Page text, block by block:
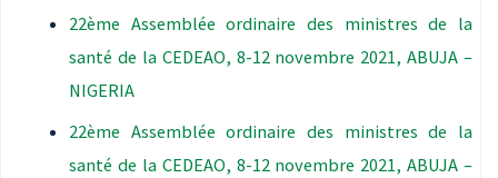
22ème Assemblée ordinaire des ministres de la
santé de la CEDEAO, 8-12 novembre 2021, ABUJA –
NIGERIA
22ème Assemblée ordinaire des ministres de la
santé de la CEDEAO, 8-12 novembre 2021, ABUJA –